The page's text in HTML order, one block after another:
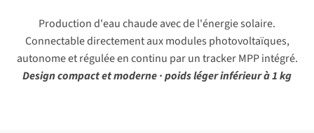
Production d'eau chaude avec de l'énergie solaire.
Connectable directement aux modules photovoltaïques,
autonome et régulée en continu par un tracker MPP intégré.
Design compact et moderne · poids léger inférieur à 1 kg